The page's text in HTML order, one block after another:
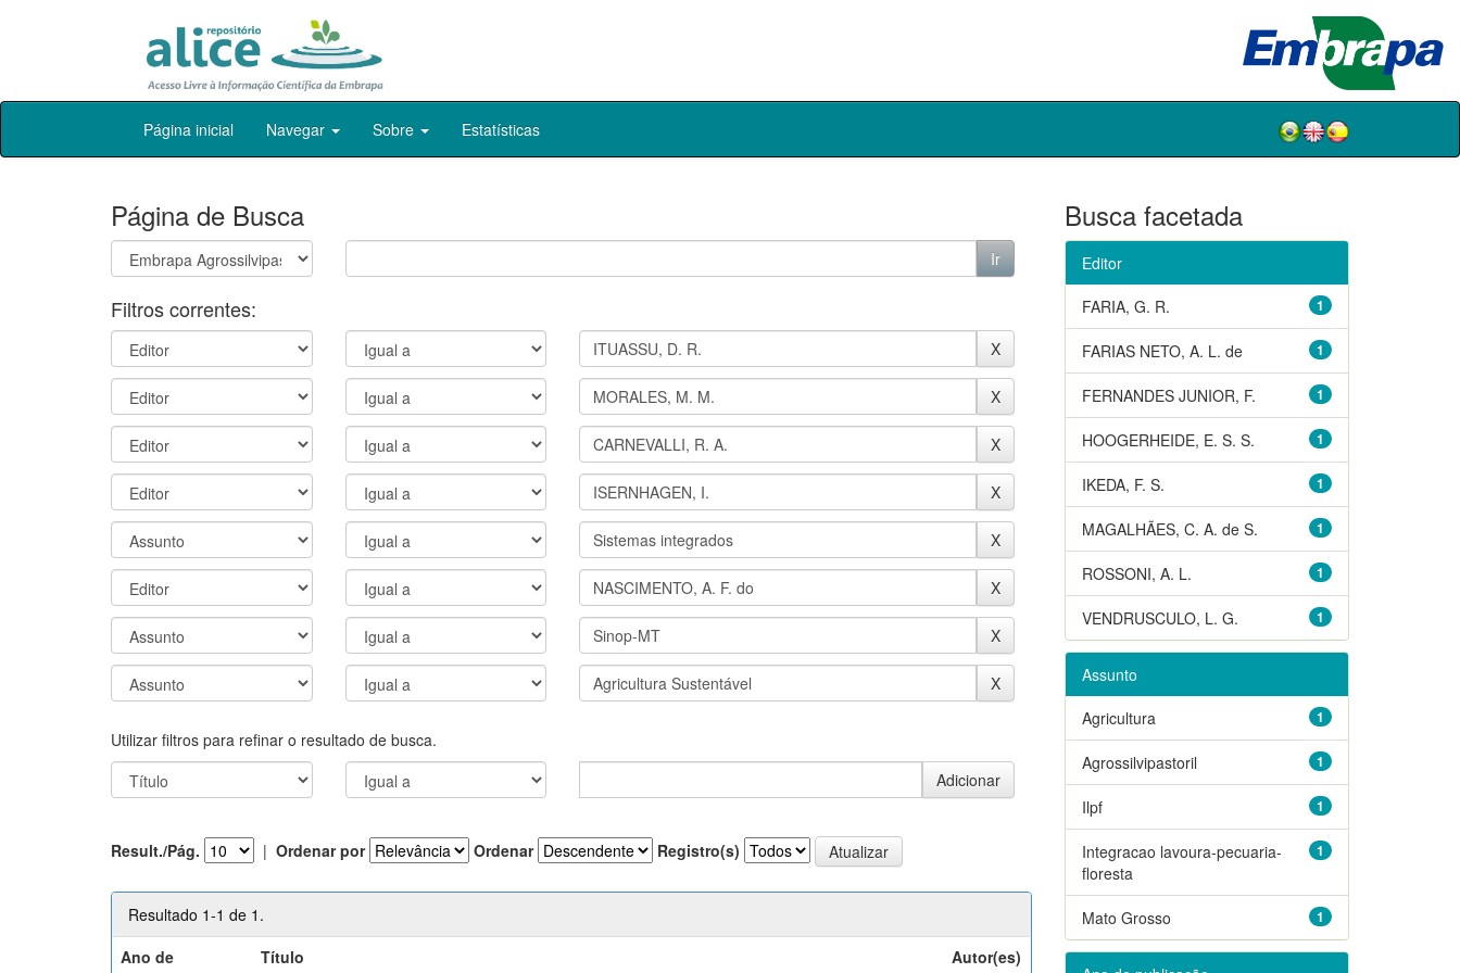
Skip
Página inicial Navegar Sobre Estatísticas
Página de Busca
Filtros correntes:
Utilizar filtros para refinar o resultado de busca.
Result./Pág. | Ordenar por Ordenar Registro(s)
Resultado 1-1 de 1.
Ano de
Título Autor(es)
Busca facetada
Editor
1
FARIA, G. R.
1
FARIAS NETO, A. L. de
1
FERNANDES JUNIOR, F.
1
HOOGERHEIDE, E. S. S.
1
IKEDA, F. S.
1
MAGALHÃES, C. A. de S.
1
ROSSONI, A. L.
1
VENDRUSCULO, L. G.
Assunto
1
Agricultura
1
Agrossilvipastoril
1
Ilpf
1
Integracao lavoura-pecuaria-
floresta
1
Mato Grosso